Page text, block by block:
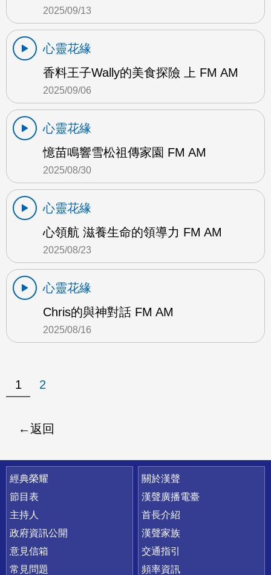
2025/09/13
心靈花緣
香料王子Wally的美食探險 上 FM AM
2025/09/06
心靈花緣
憶苗鳴響雪松祖傳家園 FM AM
2025/08/30
心靈花緣
心領航 滋養生命的領導力 FM AM
2025/08/23
心靈花緣
Chris的與神對話 FM AM
2025/08/16
1 2
返回
快速連結
經典榮耀
節目表
主持人
政府資訊公開
意見信箱
常見問題
關於漢聲
漢聲廣播電臺
首長介紹
漢聲家族
交通指引
頻率資訊